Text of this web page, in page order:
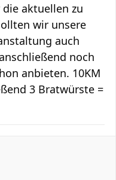
aktuellen zu
wir unsere
auch
noch
anbieten. 10KM
3 Bratwürste =